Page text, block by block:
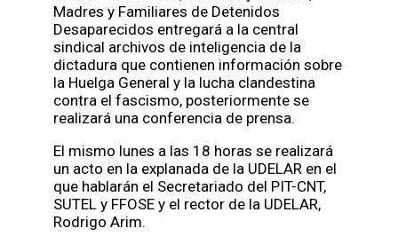
Madres y Familiares de Detenidos
Desaparecidos entregará a la central
sindical archivos de inteligencia de la
dictadura que contienen información sobre
la Huelga General y la lucha clandestina
contra el fascismo, posteriormente se
realizará una conferencia de prensa.
El mismo lunes a las 18 horas se realizará
un acto en la explanada de la UDELAR en el
que hablarán el Secretariado del PIT-CNT,
SUTEL y FFOSE y el rector de la UDELAR,
Rodrigo Arim.